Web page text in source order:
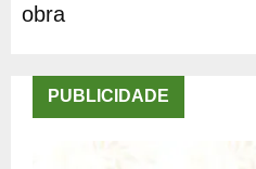
obra
PUBLICIDADE